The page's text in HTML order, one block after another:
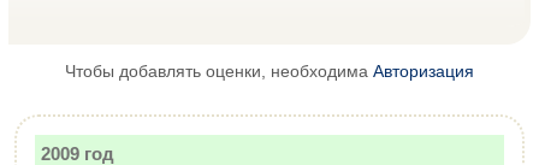
Чтобы добавлять оценки, необходима Авторизация
2009 год